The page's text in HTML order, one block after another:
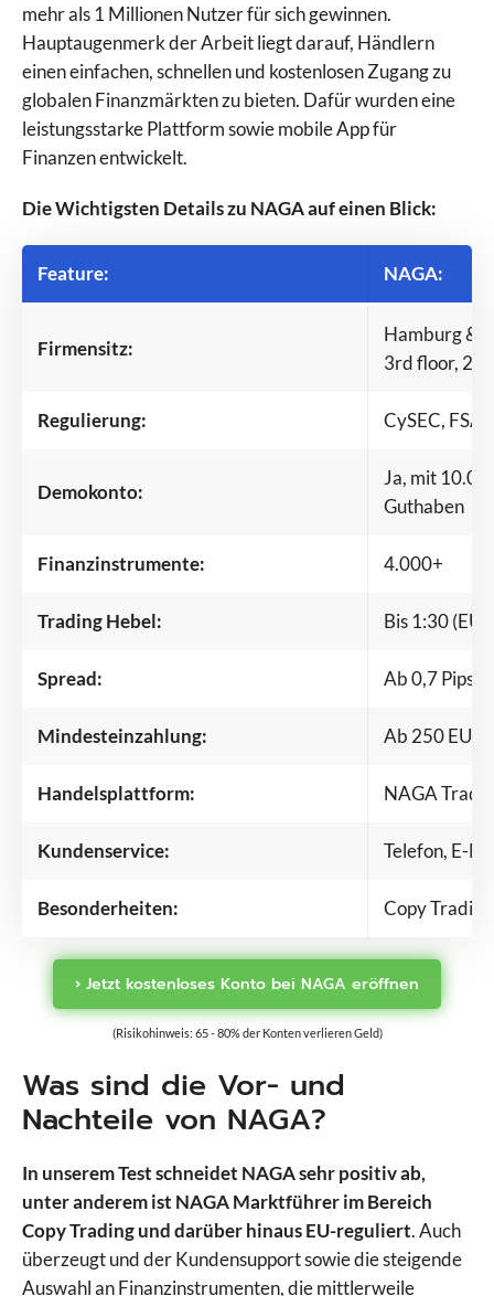
mehr als 1 Millionen Nutzer für sich gewinnen.
Hauptaugenmerk der Arbeit liegt darauf, Händlern
einen einfachen, schnellen und kostenlosen Zugang zu
globalen Finanzmärkten zu bieten. Dafür wurden eine
leistungsstarke Plattform sowie mobile App für
Finanzen entwickelt.
Die Wichtigsten Details zu NAGA auf einen Blick:
Feature: NAGA:
Firmensitz:
Hamburg &
3rd floor,
Regulierung: CySEC, FSA
Demokonto:
Ja, mit
Guthaben
Finanzinstrumente: 4.000+
Trading Hebel: Bis 1:30 (EU)
Spread: Ab 0,7 Pips
Mindesteinzahlung: Ab 250 EUR
Handelsplattform: NAGA
Kundenservice: Telefon, E-
Besonderheiten: Copy Trading
› Jetzt kostenloses Konto bei NAGA eröffnen
(Risikohinweis: 65 - 80% der Konten verlieren Geld)
Was sind die Vor- und
Nachteile von NAGA?
In unserem Test schneidet NAGA sehr positiv ab,
unter anderem ist NAGA Marktführer im Bereich
Copy Trading und darüber hinaus EU-reguliert. Auch
überzeugt und der Kundensupport sowie die steigende
Auswahl an Finanzinstrumenten, die mittlerweile